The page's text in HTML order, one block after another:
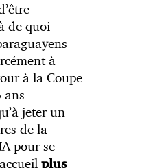
de quoi
à
à la Coupe
ans
jeter un
de la
pour se
plus